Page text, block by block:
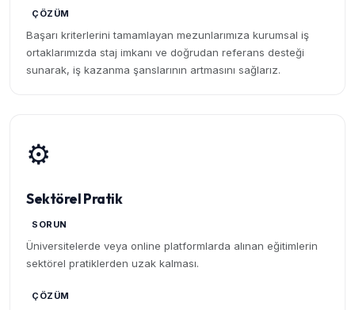
ÇÖZÜM
Başarı kriterlerini tamamlayan mezunlarımıza kurumsal iş
ortaklarımızda staj imkanı ve doğrudan referans desteği
sunarak, iş kazanma şanslarının artmasını sağlarız.
⚙️
Sektörel Pratik
SORUN
Üniversitelerde veya online platformlarda alınan eğitimlerin
sektörel pratiklerden uzak kalması.
ÇÖZÜM